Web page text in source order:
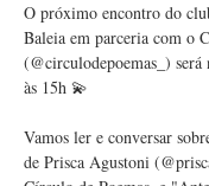
O próximo encontro do
Baleia em parceria com o
(@circulodepoemas_)
às 15h 💫
Vamos ler e conversar
de Prisca Agustoni